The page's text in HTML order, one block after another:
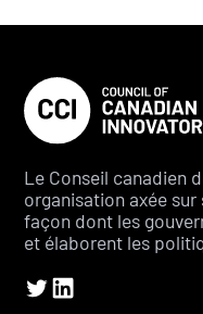
Le Conseil canadien
organisation axée
façon dont les
et élaborent les